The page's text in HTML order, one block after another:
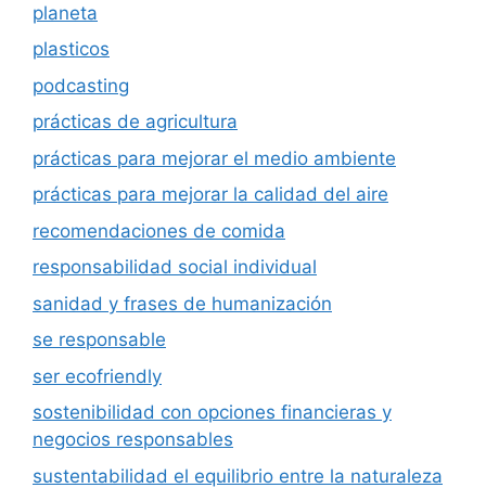
planeta
plasticos
podcasting
prácticas de agricultura
prácticas para mejorar el medio ambiente
prácticas para mejorar la calidad del aire
recomendaciones de comida
responsabilidad social individual
sanidad y frases de humanización
se responsable
ser ecofriendly
sostenibilidad con opciones financieras y
negocios responsables
sustentabilidad el equilibrio entre la naturaleza